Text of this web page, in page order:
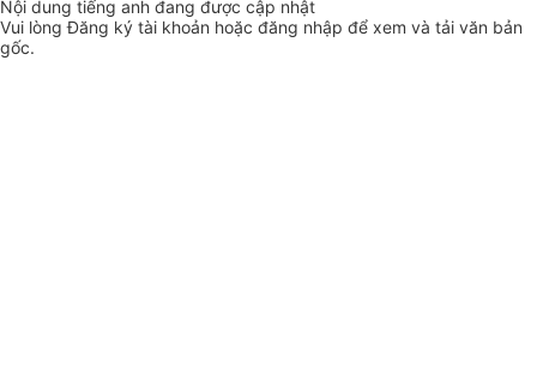
Nội dung tiếng anh đang được cập nhật
Vui lòngĐăng ký tài khoản hoặc đăng nhập để xem và tải văn bản
gốc.